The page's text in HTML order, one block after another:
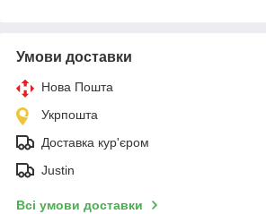
Умови доставки
Нова Пошта
Укрпошта
Доставка кур'єром
Justin
Всі умови доставки